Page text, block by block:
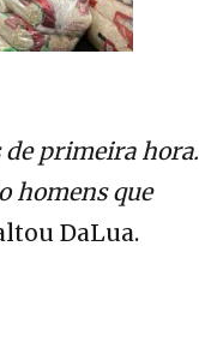
de primeira hora.
homens que
DaLua.